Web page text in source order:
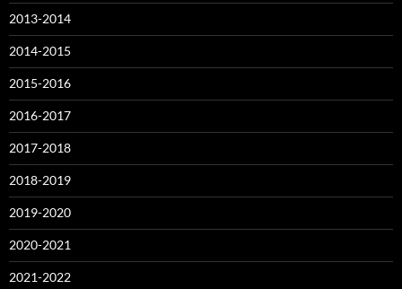
2013-2014
2014-2015
2015-2016
2016-2017
2017-2018
2018-2019
2019-2020
2020-2021
2021-2022